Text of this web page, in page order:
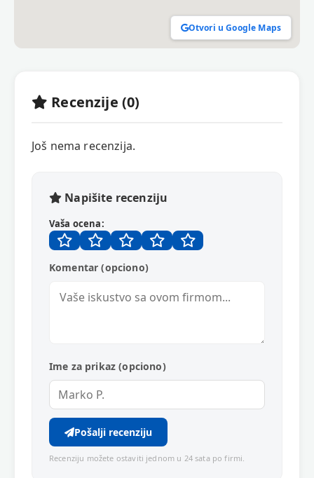
Otvori u Google Maps
Recenzije (0)
Još nema recenzija.
Napišite recenziju
Vaša ocena:
Komentar (opciono)
Ime za prikaz (opciono)
Pošalji recenziju
Recenziju možete ostaviti jednom u 24 sata po firmi.